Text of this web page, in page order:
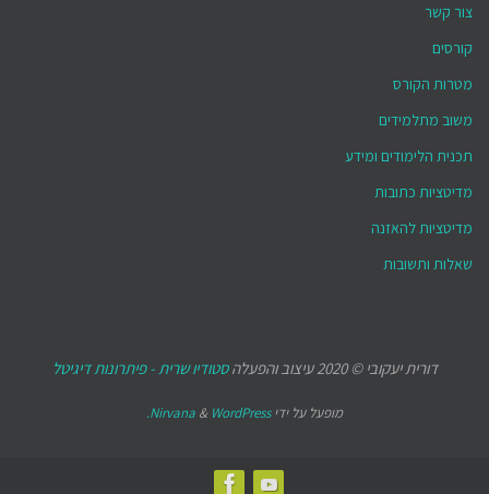
צור קשר
קורסים
מטרות הקורס
משוב מתלמידים
תכנית הלימודים ומידע
מדיטציות כתובות
מדיטציות להאזנה
שאלות ותשובות
דורית יעקובי © 2020 עיצוב והפעלה סטודיו שרית - פיתרונות דיגיטל
מופעל על ידי Nirvana & WordPress.